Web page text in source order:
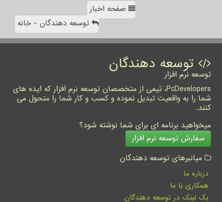
صفحه اخبار
توسعه دهندگان - خانه
توسعه دهندگان
توسعه نرم افزار
PcDevelopers، تیمی از متخصصان توسعه نرم افزار که ایده های
شما را به واقعیت تبدیل نموده و کسب و کار شما را متحول می
کنند.
میخواهید برنامه ای برای شما نوشته شود؟
سفارش توسعه نرم افزار
میانبرهای توسعه دهندگان
درباره ما
همکاری با ما
بک لینک در توسعه دهندگان